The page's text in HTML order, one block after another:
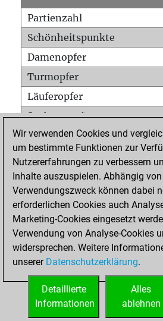
Partienzahl
Schönheitspunkte
Damenopfer
Turmopfer
Läuferopfer
Springeropfer
Bauernopfer
Matt auf vollem Brett
Bauer setzt Matt
Erstickte Matts
Unterverwandlungen
Türme auf der siebten
STARTSEITE
Wir verwenden Cookies und
um bestimmte Funktionen zur
Nutzererfahrungen zu verbessern
Inhalte auszuspielen. Abhängig
Verwendungszweck können dabei
erforderlichen Cookies auch
Marketing-Cookies eingesetzt
Verwendung von Analyse-Cookies
widersprechen. Weitere
unserer Datenschutzerklärung.
Alles
ablehnen
Detaillierte
Informationen